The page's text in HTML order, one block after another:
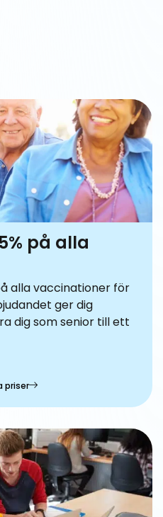
på alla
alla vaccinationer för
ger dig
dig som senior till ett
priser